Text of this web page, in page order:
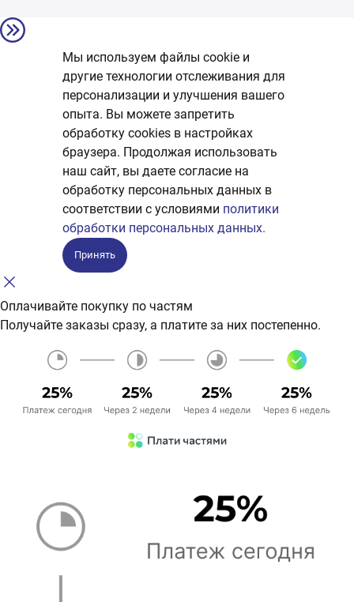
Мы используем файлы cookie и
другие технологии отслеживания для
персонализации и улучшения вашего
опыта. Вы можете запретить
обработку сookies в настройках
браузера. Продолжая использовать
наш сайт, вы даете согласие на
обработку персональных данных в
соответствии с условиями политики
обработки персональных данных.
Принять
Оплачивайте покупку по частям
Получайте заказы сразу, а платите за них постепенно.